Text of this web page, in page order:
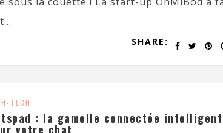
SHARE:
TECH
: la gamelle connectée
votre chat